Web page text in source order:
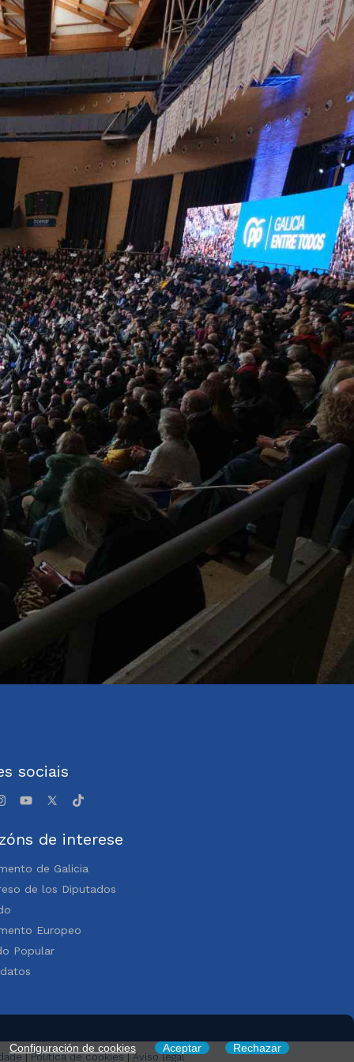
sociais
de interese
de Galicia
de los Diputados
Europeo
Popular
|Política de cookies|Aviso legal
Configuración de cookies Aceptar Rechazar